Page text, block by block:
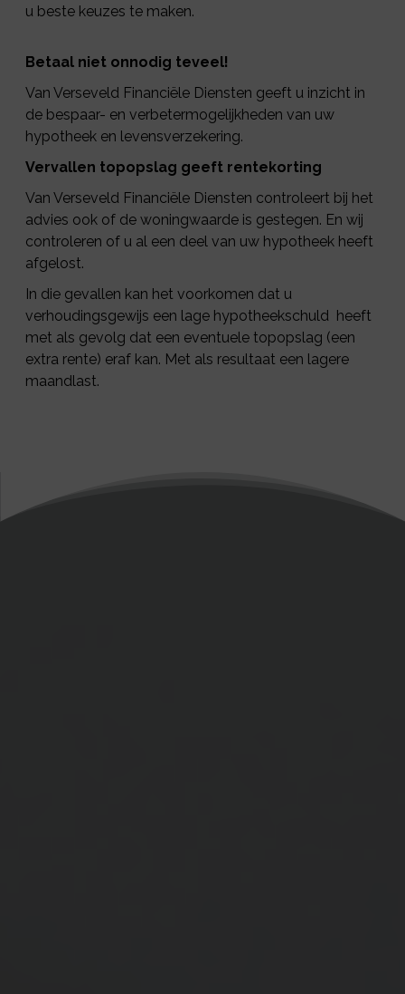
u beste keuzes te maken.
Betaal niet onnodig teveel!
Van Verseveld Financiële Diensten geeft u inzicht in
de bespaar- en verbetermogelijkheden van uw
hypotheek en levensverzekering.
Vervallen topopslag geeft rentekorting
Van Verseveld Financiële Diensten controleert bij het
advies ook of de woningwaarde is gestegen. En wij
controleren of u al een deel van uw hypotheek heeft
afgelost.
In die gevallen kan het voorkomen dat u
verhoudingsgewijs een lage hypotheekschuld heeft
met als gevolg dat een eventuele topopslag (een
extra rente) eraf kan. Met als resultaat een lagere
maandlast.